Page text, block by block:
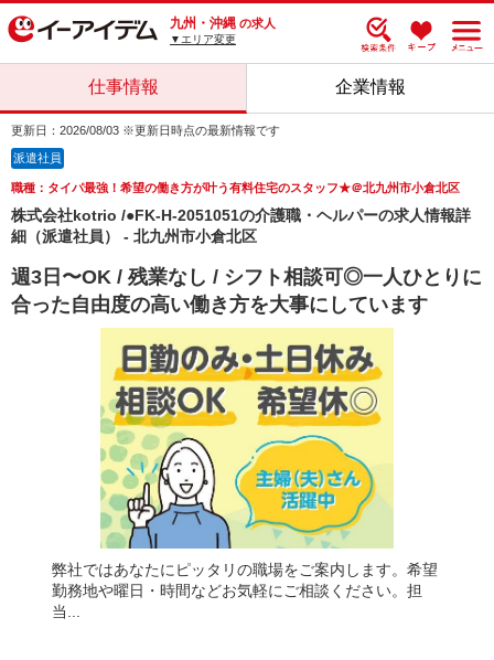
九州・沖縄 の求人
▼エリア変更
仕事情報 企業情報
更新日：2026/08/03 ※更新日時点の最新情報です
派遣社員
職種：タイパ最強！希望の働き方が叶う有料住宅のスタッフ★＠北九州市小倉北区
株式会社kotrio /●FK-H-2051051の介護職・ヘルパーの求人情報詳
細（派遣社員） - 北九州市小倉北区
週3日〜OK / 残業なし / シフト相談可◎一人ひとりに
合った自由度の高い働き方を大事にしています
弊社ではあなたにピッタリの職場をご案内します。希望
勤務地や曜日・時間などお気軽にご相談ください。担
当...